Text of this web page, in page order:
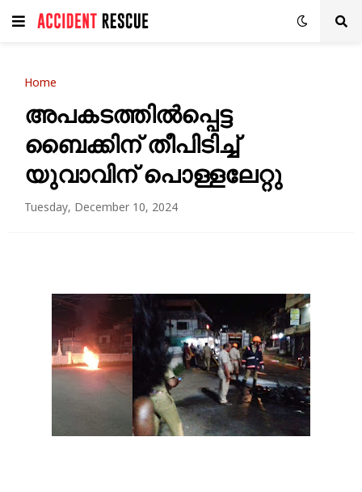
Home
അപകടത്തില്‍പ്പെട്ട
ബൈക്കിന് തീപിടിച്ച്
യുവാവിന് പൊള്ളലേറ്റു
Tuesday, December 10, 2024